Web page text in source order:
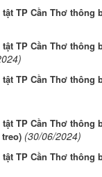
TP Cần Thơ
TP Cần Thơ
TP Cần Thơ
TP Cần Thơ
(30/06/2024)
TP Cần Thơ